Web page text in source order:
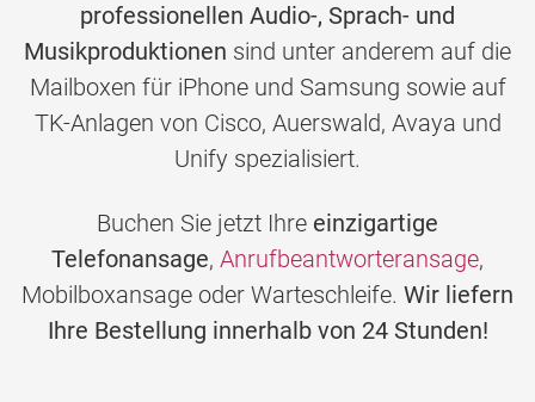
professionellen Audio-, Sprach- und
Musikproduktionen sind unter anderem auf die
Mailboxen für iPhone und Samsung sowie auf
TK-Anlagen von Cisco, Auerswald, Avaya und
Unify spezialisiert.
Buchen Sie jetzt Ihre einzigartige
Telefonansage, Anrufbeantworteransage,
Mobilboxansage oder Warteschleife. Wir liefern
Ihre Bestellung innerhalb von 24 Stunden!